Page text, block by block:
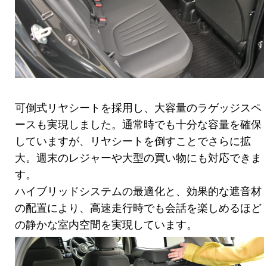
可倒式リヤシートを採用し、大容量のラゲッジスペ
ースも実現しました。通常時でも十分な容量を確保
していますが、リヤシートを倒すことでさらに拡
大。週末のレジャーや大型の買い物にも対応できま
す。
ハイブリッドシステムの最適化と、効果的な遮音材
の配置により、高速走行時でも会話を楽しめるほど
の静かな室内空間を実現しています。